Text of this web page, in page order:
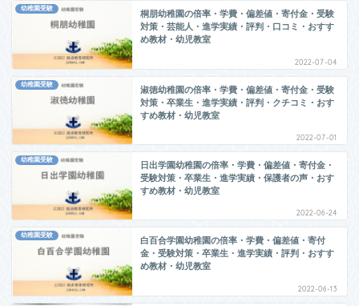
幼稚園受験
桐朋幼稚園の倍率・学費・偏差値・寄付金・受験
対策・芸能人・進学実績・評判・口コミ・おすす
め教材・幼児教室
2022-07-04
幼稚園受験
淑徳幼稚園の倍率・学費・偏差値・寄付金・受験
対策・卒業生・進学実績・評判・クチコミ・おす
すめ教材・幼児教室
2022-07-01
幼稚園受験
日出学園幼稚園の倍率・学費・偏差値・寄付金・
受験対策・卒業生・進学実績・保護者の声・おす
すめ教材・幼児教室
2022-06-24
幼稚園受験
白百合学園幼稚園の倍率・学費・偏差値・寄付
金・受験対策・卒業生・進学実績・評判・おすす
め教材・幼児教室
2022-06-13